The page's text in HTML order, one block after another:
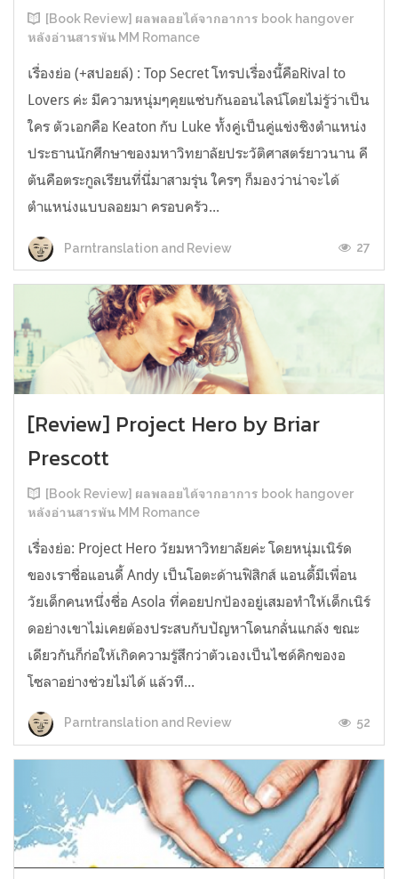
[Book Review] ผลพลอยได้จากอาการ book hangover
หลังอ่านสารพัน MM Romance
เรื่องย่อ (+สปอยล์) : Top Secret โทรปเรื่องนี้คือRival to
Lovers ค่ะ มีความหนุ่มๆคุยแซ่บกันออนไลน์โดยไม่รู้ว่าเป็น
ใคร ตัวเอกคือ Keaton กับ Luke ทั้งคู่เป็นคู่แข่งชิงตำแหน่ง
ประธานนักศึกษาของมหาวิทยาลัยประวัติศาสตร์ยาวนาน คี
ตันคือตระกูลเรียนที่นี่มาสามรุ่น ใครๆ ก็มองว่าน่าจะได้
ตำแหน่งแบบลอยมา ครอบครัว...
Parntranslation and Review 27
[Review] Project Hero by Briar
Prescott
[Book Review] ผลพลอยได้จากอาการ book hangover
หลังอ่านสารพัน MM Romance
เรื่องย่อ: Project Hero วัยมหาวิทยาลัยค่ะ โดยหนุ่มเนิร์ด
ของเราชื่อแอนดี้ Andy เป็นโอตะด้านฟิสิกส์ แอนดี้มีเพื่อน
วัยเด็กคนหนึ่งชื่อ Asola ที่คอยปกป้องอยู่เสมอทำให้เด็กเนิร์
ดอย่างเขาไม่เคยต้องประสบกับปัญหาโดนกลั่นแกล้ง ขณะ
เดียวกันก็ก่อให้เกิดความรู้สึกว่าตัวเองเป็นไซด์คิกของอ
โซลาอย่างช่วยไม่ได้ แล้วที...
Parntranslation and Review 52